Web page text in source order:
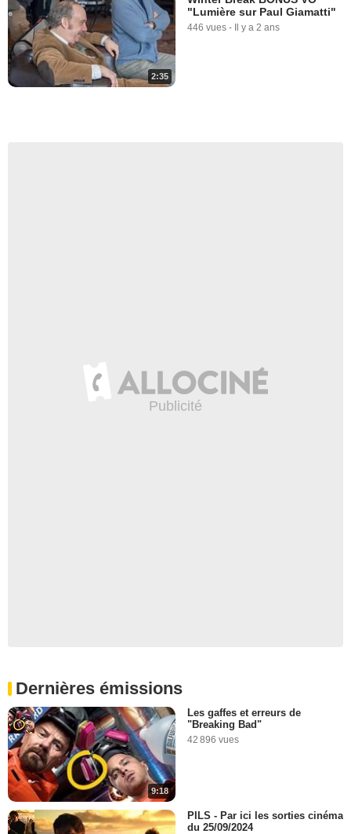
2:35
"Lumière sur Paul Giamatti"
446 vues - Il y a 2 ans
Dernières émissions
9:18
Les gaffes et erreurs de
"Breaking Bad"
42 896 vues
PILS - Par ici les sorties cinéma
du 25/09/2024